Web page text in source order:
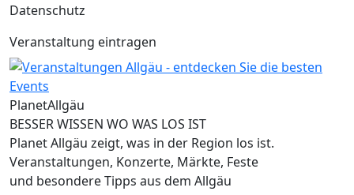
Datenschutz
Veranstaltung eintragen
PlanetAllgäu
BESSER WISSEN WO WAS LOS IST
Planet Allgäu zeigt, was in der Region los ist.
Veranstaltungen, Konzerte, Märkte, Feste
und besondere Tipps aus dem Allgäu